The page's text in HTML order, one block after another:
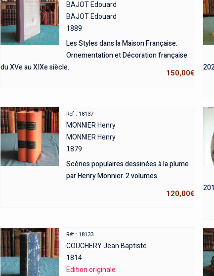
BAJOT Edouard
BAJOT Edouard
1889
Les Styles dans la Maison Française.
Ornementation et Décoration française
du XVe au XIXe siècle.
150,00€
Réf : 18137
MONNIER Henry
MONNIER Henry
1879
Scènes populaires dessinées à la plume
par Henry Monnier. 2 volumes.
120,00€
Réf : 18133
COUCHERY Jean Baptiste
1814
Edition originale